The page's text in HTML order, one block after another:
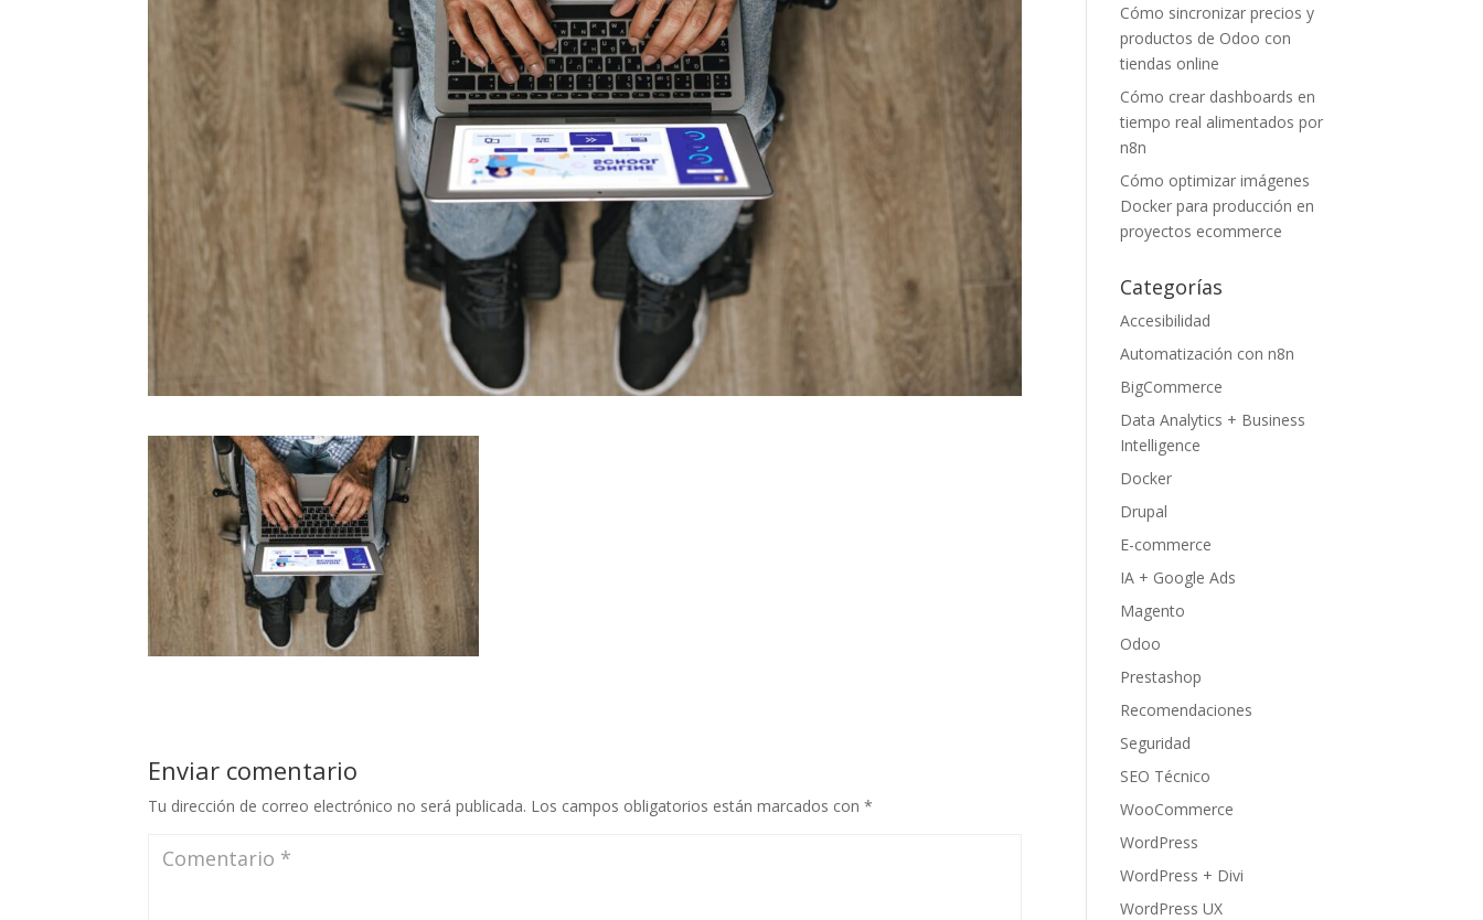
Enviar comentario
Tu dirección de correo electrónico no será publicada. Los campos obligatorios están marcados con*
Cómo sincronizar precios y
productos de Odoo con
tiendas online
Cómo crear dashboards en
tiempo real alimentados por
n8n
Cómo optimizar imágenes
Docker para producción en
proyectos ecommerce
Categorías
Accesibilidad
Automatización con n8n
BigCommerce
Data Analytics + Business
Intelligence
Docker
Drupal
E-commerce
IA + Google Ads
Magento
Odoo
Prestashop
Recomendaciones
Seguridad
SEO Técnico
WooCommerce
WordPress
WordPress + Divi
WordPress UX